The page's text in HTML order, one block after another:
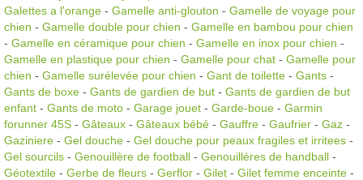
Galettes a l'orange - Gamelle anti-glouton - Gamelle de voyage pour
chien - Gamelle double pour chien - Gamelle en bambou pour chien
- Gamelle en céramique pour chien - Gamelle en inox pour chien -
Gamelle en plastique pour chien - Gamelle pour chat - Gamelle pour
chien - Gamelle surélevée pour chien - Gant de toilette - Gants -
Gants de boxe - Gants de gardien de but - Gants de gardien de but
enfant - Gants de moto - Garage jouet - Garde-boue - Garmin
forunner 45S - Gâteaux - Gâteaux bébé - Gauffre - Gaufrier - Gaz -
Gaziniere - Gel douche - Gel douche pour peaux fragiles et irritees -
Gel sourcils - Genouillère de football - Genouillères de handball -
Géotextile - Gerbe de fleurs - Gerflor - Gilet - Gilet femme enceinte -